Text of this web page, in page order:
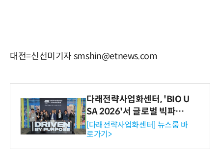
대전=신선미기자 smshin@etnews.com
다래전략사업화센터, 'BIO U
SA 2026'서 글로벌 빅파마
와의 비즈니스 미팅 지원…K
-바이오 해외 진출 교두보 확
보
[다래전략사업화센터] 뉴스룸 바
로가기>